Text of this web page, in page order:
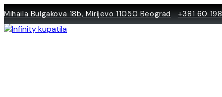
Skip
to
content
Mihaila Bulgakova 18b, Mirijevo 11050 Beograd +381 60